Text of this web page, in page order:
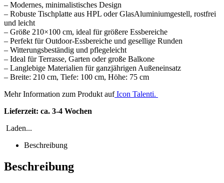
– Modernes, minimalistisches Design
– Robuste Tischplatte aus HPL oder GlasAluminiumgestell, rostfrei
und leicht
– Größe 210×100 cm, ideal für größere Essbereiche
– Perfekt für Outdoor-Essbereiche und gesellige Runden
– Witterungsbeständig und pflegeleicht
– Ideal für Terrasse, Garten oder große Balkone
– Langlebige Materialien für ganzjährigen Außeneinsatz
– Breite: 210 cm, Tiefe: 100 cm, Höhe: 75 cm
Mehr Information zum Produkt aufIcon Talenti.
Lieferzeit: ca. 3-4 Wochen
Laden...
Beschreibung
Beschreibung